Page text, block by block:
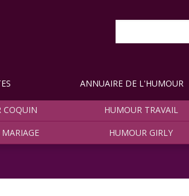
COQUIN HUMOUR TRAVAIL
HUMOUR GIRLY
ANNUAIRE DE L'HUMOUR